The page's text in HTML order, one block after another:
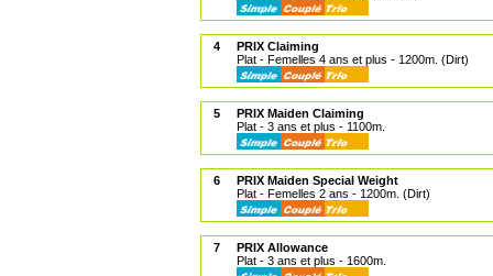
4
PRIX Claiming
Plat - Femelles 4 ans et plus - 1200m. (Dirt)
5
PRIX Maiden Claiming
Plat - 3 ans et plus - 1100m.
6
PRIX Maiden Special Weight
Plat - Femelles 2 ans - 1200m. (Dirt)
7
PRIX Allowance
Plat - 3 ans et plus - 1600m.